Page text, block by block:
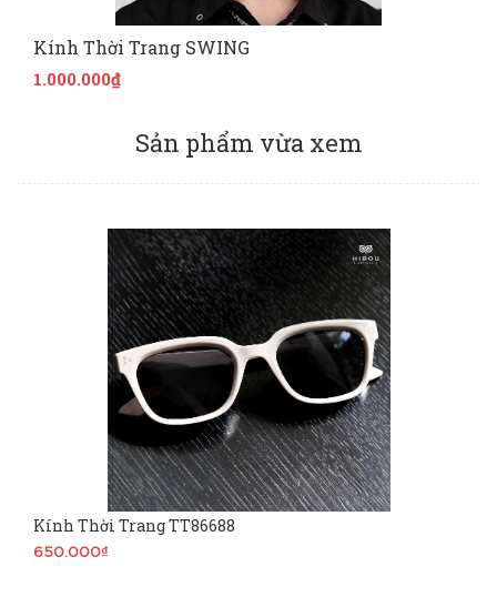
Kính Thời Trang SWING
1.000.000₫
Sản phẩm vừa xem
Kính Thời Trang TT86688
650.000₫